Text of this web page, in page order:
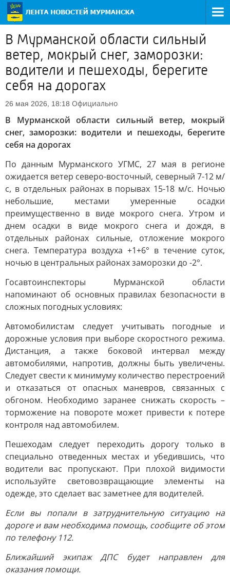
В Мурманской области сильный
ветер, мокрый снег, заморозки:
водители и пешеходы, берегите
себя на дорогах
26 мая 2026, 18:18 Официально
В Мурманской области сильный ветер, мокрый
снег, заморозки: водители и пешеходы, берегите
себя на дорогах
По данным Мурманского УГМС, 27 мая в регионе
ожидается ветер северо-восточный, северный 7-12 м/
с, в отдельных районах в порывах 15-18 м/с. Ночью
небольшие, местами умеренные осадки
преимущественно в виде мокрого снега. Утром и
днем осадки в виде мокрого снега и дождя, в
отдельных районах сильные, отложение мокрого
снега. Температура воздуха +1+6° в течение суток,
ночью в центральных районах заморозки до -2°.
Госавтоинспекторы Мурманской области
напоминают об основных правилах безопасности в
сложных погодных условиях:
Автомобилистам следует учитывать погодные и
дорожные условия при выборе скоростного режима.
Дистанция, а также боковой интервал между
автомобилями, напротив, должны быть увеличены.
Следует свести к минимуму количество перестроений
и отказаться от опасных маневров, связанных с
обгоном. Необходимо заранее снижать скорость –
торможение на повороте может привести к потере
контроля над автомобилем.
Пешеходам следует переходить дорогу только в
специально отведенных местах и убедившись, что
водители вас пропускают. При плохой видимости
используйте световозвращающие элементы на
одежде, это сделает вас заметнее для водителей.
Если вы попали в затруднительную ситуацию на
дороге и вам необходима помощь, сообщите об этом
по телефону 112.
Ближайший экипаж ДПС будет направлен для
оказания помощи.